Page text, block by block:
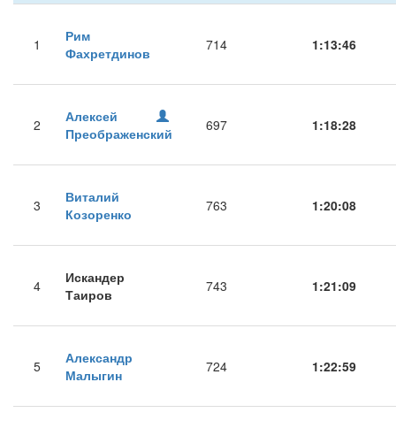
1
Рим
Фахретдинов
714 1:13:46
2
Алексей
Преображенский
697 1:18:28
3
Виталий
Козоренко
763 1:20:08
4
Искандер
Таиров
743 1:21:09
5
Александр
Малыгин
724 1:22:59